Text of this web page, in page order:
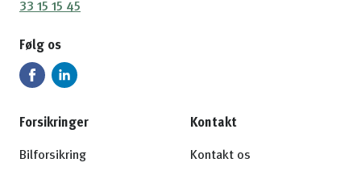
33 15 15 45
Følg os
Forsikringer
Bilforsikring
Kontakt
Kontakt os